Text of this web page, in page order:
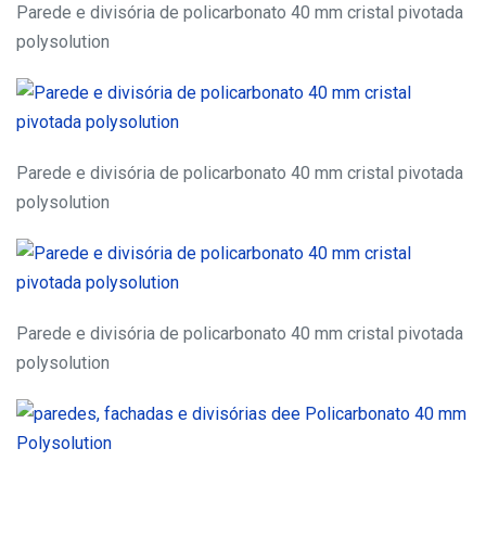
Parede e divisória de policarbonato 40 mm cristal pivotada
polysolution
Parede e divisória de policarbonato 40 mm cristal pivotada
polysolution
Parede e divisória de policarbonato 40 mm cristal pivotada
polysolution